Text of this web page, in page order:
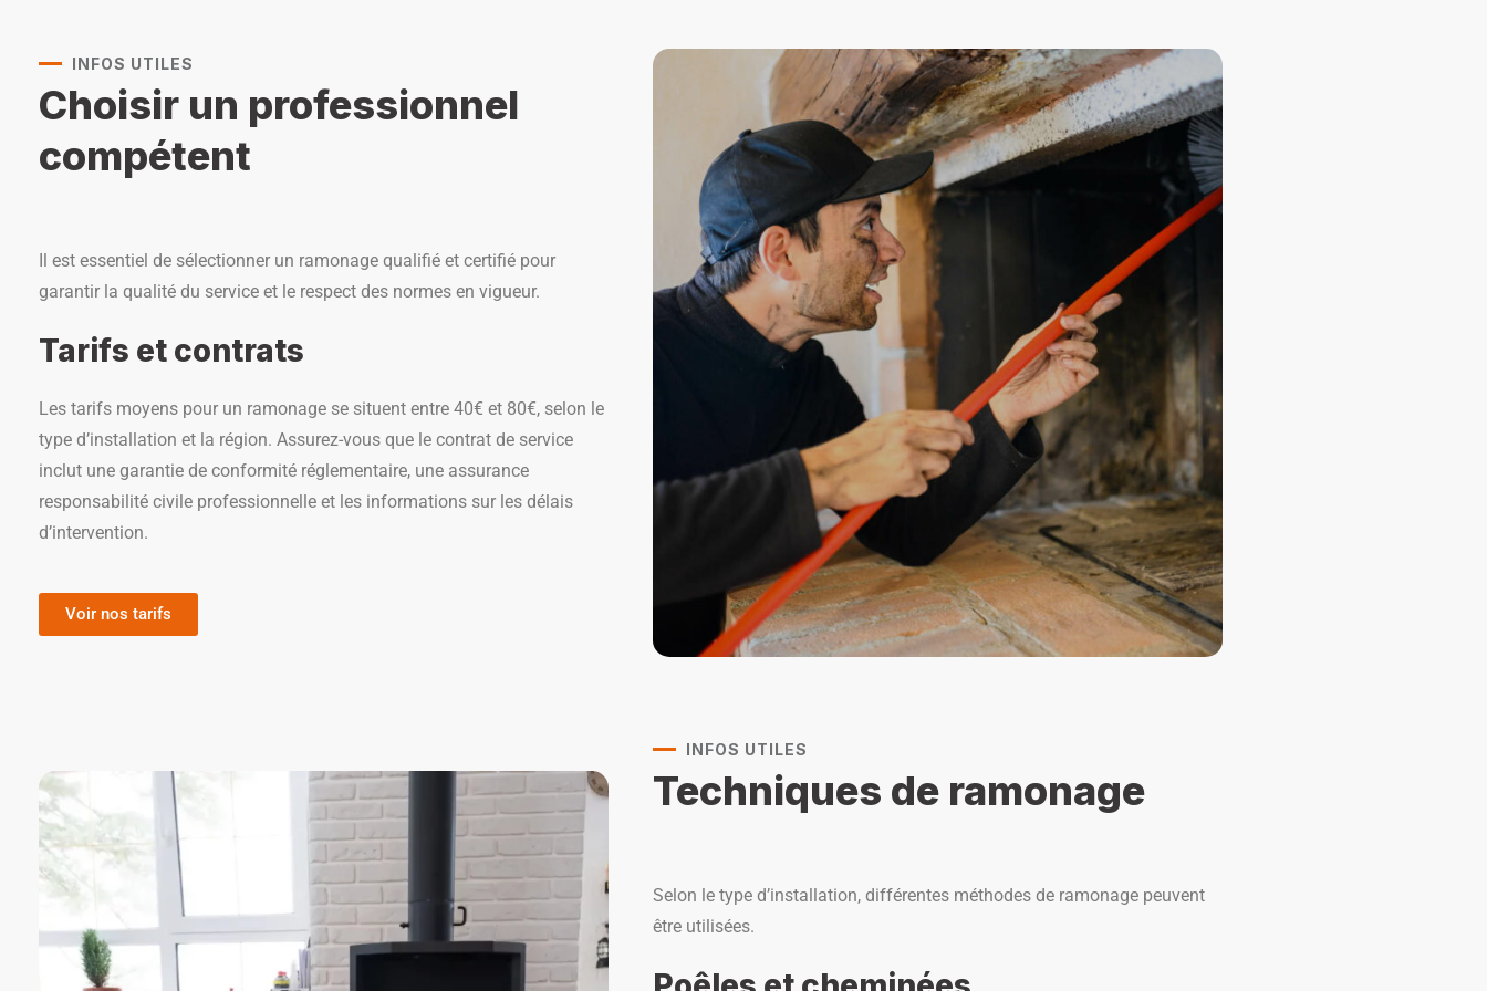
INFOS UTILES
Choisir un professionnel
compétent
Il est essentiel de sélectionner un ramonage qualifié et certifié pour
garantir la qualité du service et le respect des normes en vigueur.
Tarifs et contrats
Les tarifs moyens pour un ramonage se situent entre 40€ et 80€, selon le
type d’installation et la région. Assurez-vous que le contrat de service
inclut une garantie de conformité réglementaire, une assurance
responsabilité civile professionnelle et les informations sur les délais
d’intervention.
Voir nos tarifs
INFOS UTILES
Techniques de ramonage
Selon le type d’installation, différentes méthodes de ramonage peuvent
être utilisées.